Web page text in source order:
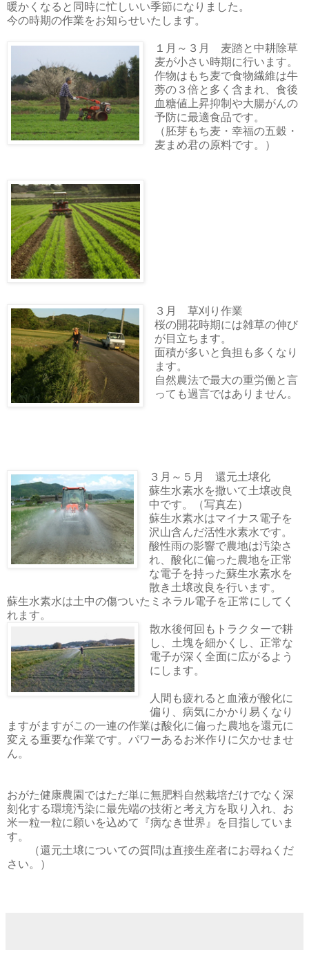
暖かくなると同時に忙しいい季節になりました。
今の時期の作業をお知らせいたします。
１月～３月 麦踏と中耕除草
麦が小さい時期に行います。
作物はもち麦で食物繊維は牛
蒡の３倍と多く含まれ、食後
血糖値上昇抑制や大腸がんの
予防に最適食品です。
（胚芽もち麦・幸福の五穀・
麦まめ君の原料です。）
３月 草刈り作業
桜の開花時期には雑草の伸び
が目立ちます。
面積が多いと負担も多くなり
ます。
自然農法で最大の重労働と言
っても過言ではありません。
３月～５月 還元土壌化
蘇生水素水を撒いて土壌改良
中です。（写真左）
蘇生水素水はマイナス電子を
沢山含んだ活性水素水です。
酸性雨の影響で農地は汚染さ
れ、酸化に偏った農地を正常
な電子を持った蘇生水素水を
散き土壌改良を行います。
蘇生水素水は土中の傷ついたミネラル電子を正常にしてく
れます。
散水後何回もトラクターで耕
し、土塊を細かくし、正常な
電子が深く全面に広がるよう
にします。
人間も疲れると血液が酸化に
偏り、病気にかかり易くなり
ますがますがこの一連の作業は酸化に偏った農地を還元に
変える重要な作業です。パワーあるお米作りに欠かせませ
ん。
おがた健康農園ではただ単に無肥料自然栽培だけでなく深
刻化する環境汚染に最先端の技術と考え方を取り入れ、お
米一粒一粒に願いを込めて『病なき世界』を目指していま
す。
（還元土壌についての質問は直接生産者にお尋ねくだ
さい。）